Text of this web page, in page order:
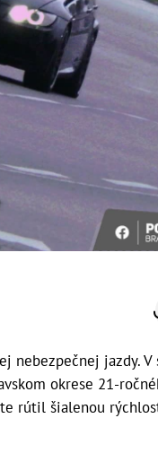
nebezpečnej jazdy.
okrese 21-
rútil šialenou